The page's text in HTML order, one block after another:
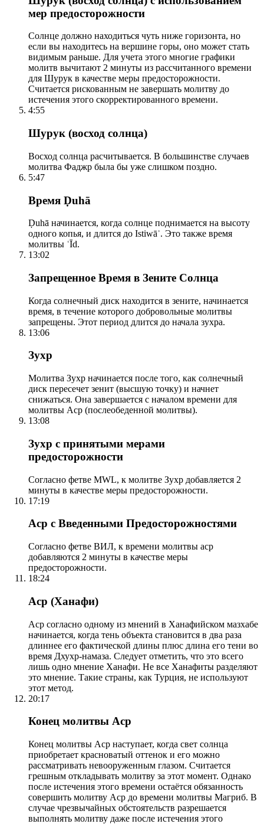
мер предосторожности
Солнце должно находиться чуть ниже горизонта, но
если вы находитесь на вершине горы, оно может стать
видимым раньше. Для учета этого многие графики
молитв вычитают 2 минуты из рассчитанного времени
для Шурук в качестве меры предосторожности.
Считается рискованным не завершать молитву до
истечения этого скорректированного времени.
4:55
Шурук (восход солнца)
Восход солнца расчитывается. В большинстве случаев
молитва Фаджр была бы уже слишком поздно.
5:47
Время Ḍuhā
Ḍuhā начинается, когда солнце поднимается на высоту
одного копья, и длится до Istiwāʾ. Это также время
молитвы ʿĪd.
13:02
Запрещенное Время в Зените Солнца
Когда солнечный диск находится в зените, начинается
время, в течение которого добровольные молитвы
запрещены. Этот период длится до начала зухра.
13:06
Зухр
Молитва Зухр начинается после того, как солнечный
диск пересечет зенит (высшую точку) и начнет
снижаться. Она завершается с началом времени для
молитвы Аср (послеобеденной молитвы).
13:08
Зухр с принятыми мерами
предосторожности
Согласно фетве MWL, к молитве Зухр добавляется 2
минуты в качестве меры предосторожности.
17:19
Аср с Введенными Предосторожностями
Согласно фетве ВИЛ, к времени молитвы аср
добавляются 2 минуты в качестве меры
предосторожности.
18:24
Аср (Ханафи)
Аср согласно одному из мнений в Ханафийском мазхабе
начинается, когда тень объекта становится в два раза
длиннее его фактической длины плюс длина его тени во
время Дхухр-намаза. Следует отметить, что это всего
лишь одно мнение Ханафи. Не все Ханафиты разделяют
это мнение. Такие страны, как Турция, не используют
этот метод.
20:17
Конец молитвы Аср
Конец молитвы Аср наступает, когда свет солнца
приобретает красноватый оттенок и его можно
рассматривать невооруженным глазом. Считается
грешным откладывать молитву за этот момент. Однако
после истечения этого времени остаётся обязанность
совершить молитву Аср до времени молитвы Магриб. В
случае чрезвычайных обстоятельств разрешается
выполнять молитву даже после истечения этого